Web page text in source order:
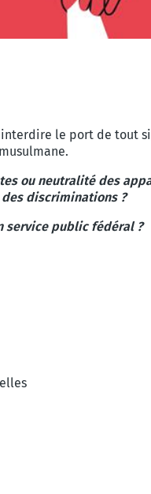
le port de tout
ou neutralité des
discriminations ?
service public fédéral ?